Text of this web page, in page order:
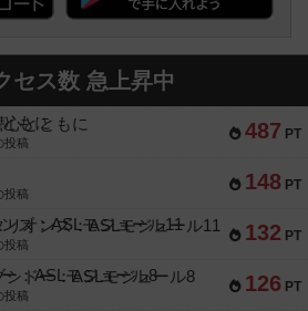
セス数 急上昇中
487 PT
とともに
投稿
148 PT
投稿
132 PT
オンズ：ASLモジュール11
投稿
126 PT
シドー：ASLモジュール8
投稿